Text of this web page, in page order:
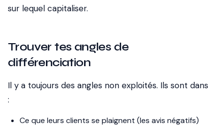
sur lequel capitaliser.
Trouver tes angles de
différenciation
Il y a toujours des angles non exploités. Ils sont dans
:
Ce que leurs clients se plaignent (les avis négatifs)